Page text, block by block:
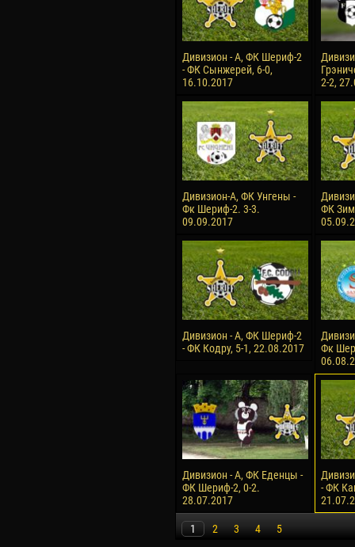
Дивизион - А, ФК Шериф-2
- ФК Сынжерей, 6-0,
16.10.2017
2-2,
Дивизион-А, ФК Унгены -
Фк Шериф-2. 3-3.
09.09.2017
ФК
Дивизион - А, ФК Шериф-2
- ФК Кодру, 5-1, 22.08.2017
Фк
Дивизион - А, ФК Еденцы -
ФК Шериф-2, 0-2.
28.07.2017
- ФК
1 2 3 4 5